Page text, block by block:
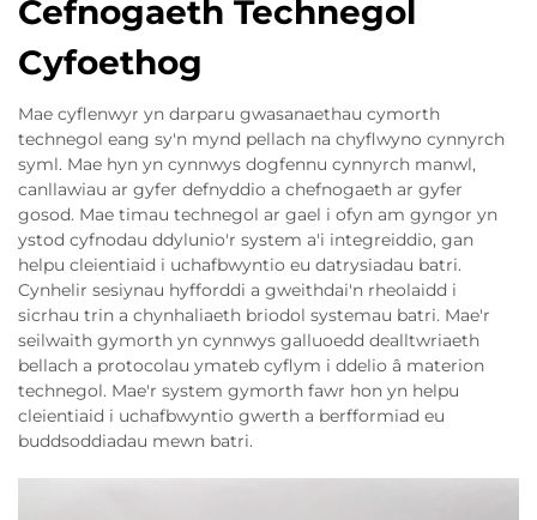
Cefnogaeth Technegol
Cyfoethog
Mae cyflenwyr yn darparu gwasanaethau cymorth
technegol eang sy'n mynd pellach na chyflwyno cynnyrch
syml. Mae hyn yn cynnwys dogfennu cynnyrch manwl,
canllawiau ar gyfer defnyddio a chefnogaeth ar gyfer
gosod. Mae timau technegol ar gael i ofyn am gyngor yn
ystod cyfnodau ddylunio'r system a'i integreiddio, gan
helpu cleientiaid i uchafbwyntio eu datrysiadau batri.
Cynhelir sesiynau hyfforddi a gweithdai'n rheolaidd i
sicrhau trin a chynhaliaeth briodol systemau batri. Mae'r
seilwaith gymorth yn cynnwys galluoedd dealltwriaeth
bellach a protocolau ymateb cyflym i ddelio â materion
technegol. Mae'r system gymorth fawr hon yn helpu
cleientiaid i uchafbwyntio gwerth a berfformiad eu
buddsoddiadau mewn batri.